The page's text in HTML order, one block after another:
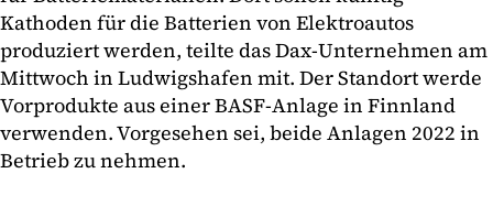
Kathoden für die Batterien von Elektroautos
produziert werden, teilte das Dax-Unternehmen am
Mittwoch in Ludwigshafen mit. Der Standort werde
Vorprodukte aus einer BASF-Anlage in Finnland
verwenden. Vorgesehen sei, beide Anlagen 2022 in
Betrieb zu nehmen.